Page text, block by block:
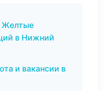
Желтые
в Нижний
и вакансии в